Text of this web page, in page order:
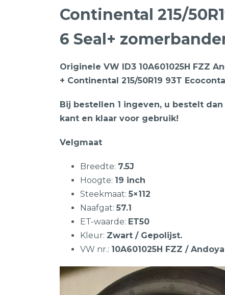
Continental 215/
6 Seal+
Originele VW ID3 10A601025H FZZ
+ Continental 215/50R19 93T
Bij bestellen 1 ingeven, u bestelt
kant en klaar voor gebruik!
Velgmaat
Breedte: 7.5J
Hoogte: 19 inch
Steekmaat: 5×112
Naafgat: 57.1
ET-waarde: ET50
Kleur: Zwart / Gepolijst.
VW nr.: 10A601025H FZZ / Andoya